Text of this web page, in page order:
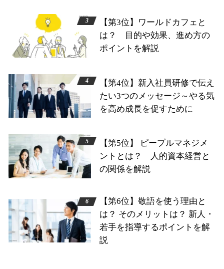
【第3位】ワールドカフェと
は？ 目的や効果、進め方の
ポイントを解説
【第4位】新入社員研修で伝え
たい3つのメッセージ～やる気
を高め成長を促すために
【第5位】 ピープルマネジメ
ントとは？ 人的資本経営と
の関係を解説
【第6位】敬語を使う理由と
は？ そのメリットは？ 新人・
若手を指導するポイントを解
説